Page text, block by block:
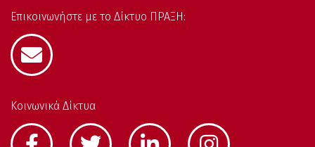
Επικοινωνήστε με το Δίκτυο ΠΡΑΞΗ:
Κοινωνικά Δίκτυα